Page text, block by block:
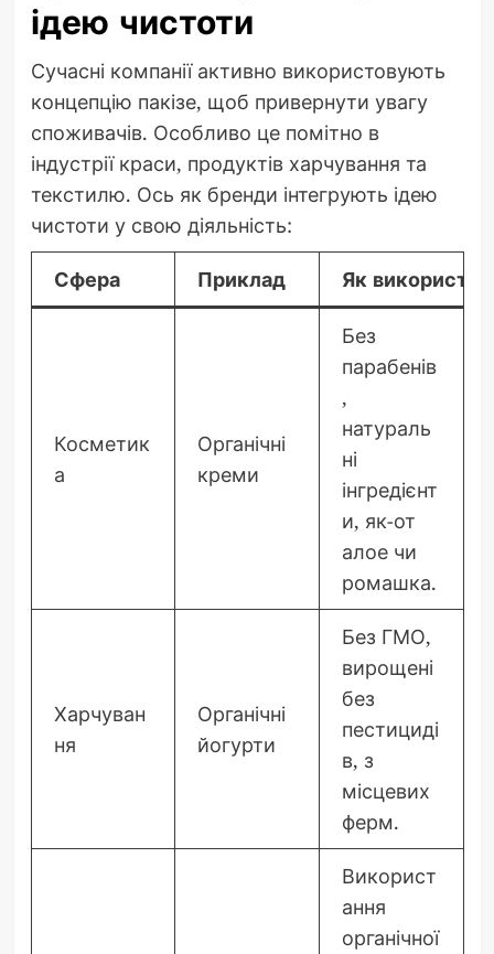
ідею чистоти
Сучасні компанії активно використовують
концепцію пакізе, щоб привернути увагу
споживачів. Особливо це помітно в
індустрії краси, продуктів харчування та
текстилю. Ось як бренди інтегрують ідею
чистоти у свою діяльність:
Сфера Приклад Як
Косметик
а
Органічні
креми
Без
парабенів
,
натураль
ні
інгредієнт
и, як-от
алое чи
ромашка.
Харчуван
ня
Органічні
йогурти
Без ГМО,
вирощені
без
пестициді
в, з
місцевих
ферм.
Використ
ання
органічної